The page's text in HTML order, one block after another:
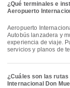
¿Qué terminales e
Aeropuerto
Aeropuerto Internacional de Incheon ofrece Comedor, Sala de guardería,
Autobús lanzadera y
experiencia de viaje.
servicios y planos de
¿Cuáles son las
Internacional Don